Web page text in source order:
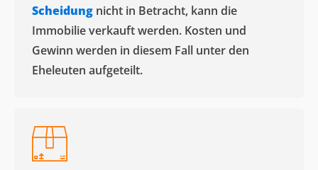
Scheidung nicht in Betracht, kann die
Immobilie verkauft werden. Kosten und
Gewinn werden in diesem Fall unter den
Eheleuten aufgeteilt.​